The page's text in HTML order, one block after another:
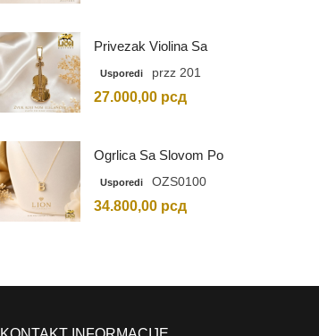
Privezak Violina Sa
Graviranim Inicijalima
Usporedi przz 201
27.000,00 рсд
Ogrlica Sa Slovom Po
Vašem Izboru
Usporedi OZS0100
34.800,00 рсд